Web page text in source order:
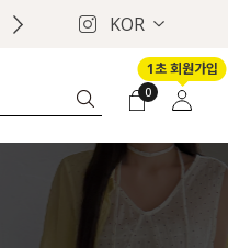
KOR
0
1초 회원가입
회원가입
마이페이지